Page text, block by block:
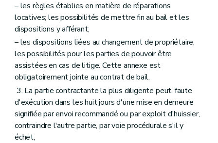
– les règles établies en matière de réparations
locatives; les possibilités de mettre fin au bail et les
dispositions y afférant;
– les dispositions liées au changement de propriétaire;
les possibilités pour les parties de pouvoir être
assistées en cas de litige. Cette annexe est
obligatoirement jointe au contrat de bail.
3. La partie contractante la plus diligente peut, faute
d'exécution dans les huit jours d'une mise en demeure
signifiée par envoi recommandé ou par exploit d'huissier,
contraindre l'autre partie, par voie procédurale s'il y
échet,